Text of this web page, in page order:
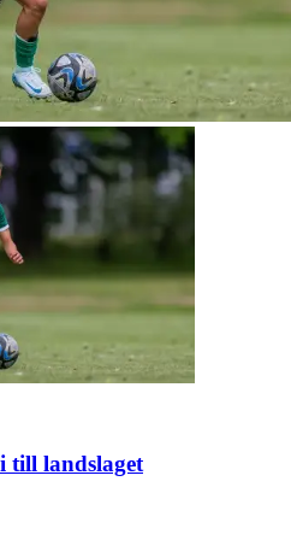
till landslaget